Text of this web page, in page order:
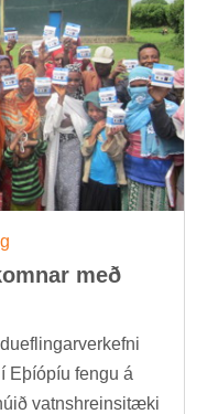
með
Eþí­óp­íu fengu á
vatns­hreinsi­tæki